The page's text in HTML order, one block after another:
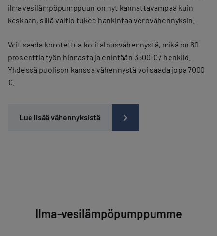
ilmavesilämpöpumppuun on nyt kannattavampaa kuin
koskaan, sillä valtio tukee hankintaa verovähennyksin.
Voit saada korotettua kotitalousvähennystä, mikä on 60
prosenttia työn hinnasta ja enintään 3500 € / henkilö.
Yhdessä puolison kanssa vähennystä voi saada jopa 7000
€.
Lue lisää vähennyksistä
Ilma-vesilämpöpumppumme